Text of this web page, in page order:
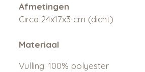
Afmetingen
Circa 24x17x3 cm (dicht)
Materiaal
Vulling: 100% polyester